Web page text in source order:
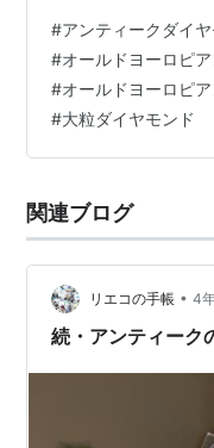
ズの子を選びました
絶対に自分でお迎え
たので、折を見てダ
いました。 わたしは
ていたので、ハイブ
#アンティークダイ
#オールドヨーロピア
#オールドヨーロピア
#大粒ダイヤモンド
関連ブログ
リエコの手帳 • 4
続・アンティーク